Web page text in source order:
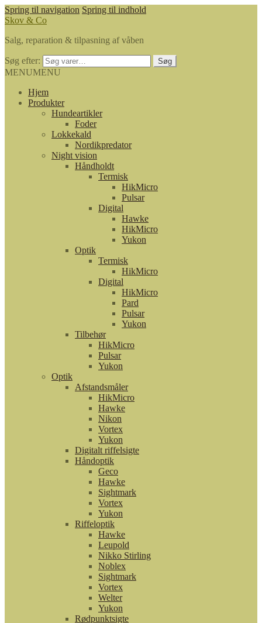
Spring til navigation Spring til indhold
Skov & Co
Salg, reparation & tilpasning af våben
Søg efter: Søg
MENUMENU
Hjem
Produkter
Hundeartikler
Foder
Lokkekald
Nordikpredator
Night vision
Håndholdt
Termisk
HikMicro
Pulsar
Digital
Hawke
HikMicro
Yukon
Optik
Termisk
HikMicro
Digital
HikMicro
Pard
Pulsar
Yukon
Tilbehør
HikMicro
Pulsar
Yukon
Optik
Afstandsmåler
HikMicro
Hawke
Nikon
Vortex
Yukon
Digitalt riffelsigte
Håndoptik
Geco
Hawke
Sightmark
Vortex
Yukon
Riffeloptik
Hawke
Leupold
Nikko Stirling
Noblex
Sightmark
Vortex
Welter
Yukon
Rødpunktsigte